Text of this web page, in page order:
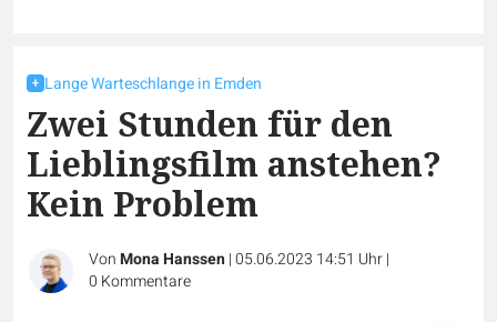
Lange Warteschlange in Emden
Zwei Stunden für den
Lieblingsfilm anstehen?
Kein Problem
VonMona Hanssen|05.06.2023 14:51 Uhr|
0 Kommentare